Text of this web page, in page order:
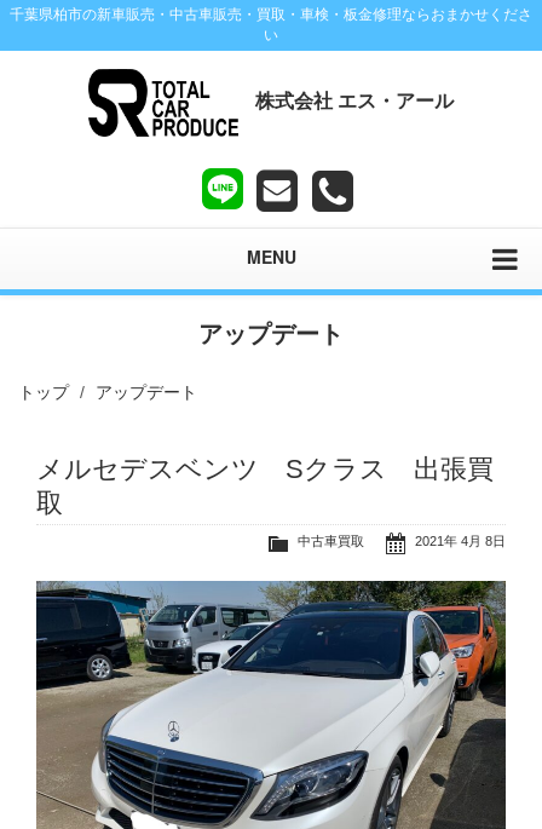
千葉県柏市の新車販売・中古車販売・買取・車検・板金修理ならおまかせくださ
い
株式会社 エス・アール
MENU
アップデート
トップ アップデート
メルセデスベンツ Sクラス 出張買
取
2021年 4月 8日
中古車買取